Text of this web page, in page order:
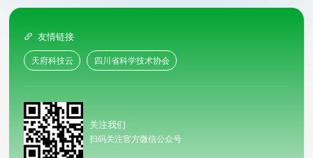
 友情链接
天府科技云 四川省科学技术协会
关注我们
扫码关注官方微信公众号